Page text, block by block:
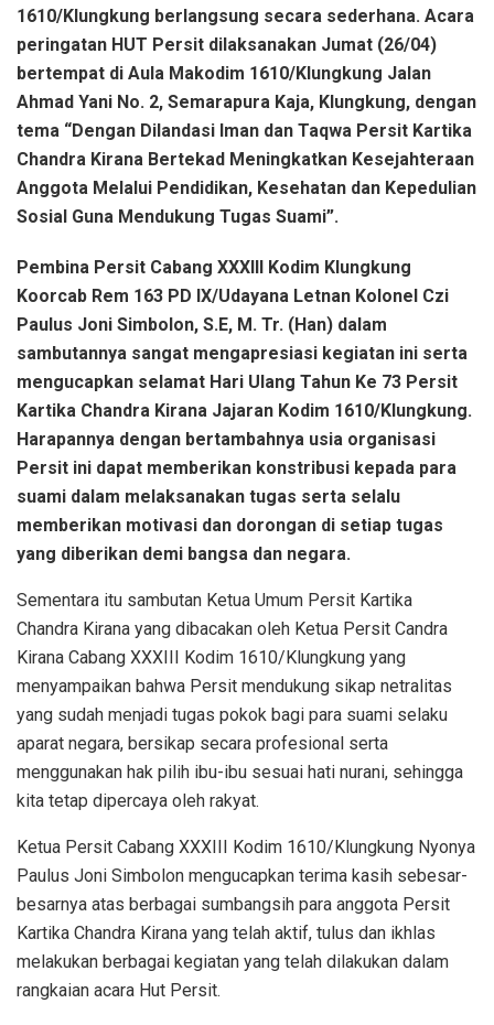
1610/Klungkung berlangsung secara sederhana. Acara
peringatan HUT Persit dilaksanakan Jumat (26/04)
bertempat di Aula Makodim 1610/Klungkung Jalan
Ahmad Yani No. 2, Semarapura Kaja, Klungkung, dengan
tema “Dengan Dilandasi Iman dan Taqwa Persit Kartika
Chandra Kirana Bertekad Meningkatkan Kesejahteraan
Anggota Melalui Pendidikan, Kesehatan dan Kepedulian
Sosial Guna Mendukung Tugas Suami”.
Pembina Persit Cabang XXXIII Kodim Klungkung
Koorcab Rem 163 PD IX/Udayana Letnan Kolonel Czi
Paulus Joni Simbolon, S.E, M. Tr. (Han) dalam
sambutannya sangat mengapresiasi kegiatan ini serta
mengucapkan selamat Hari Ulang Tahun Ke 73 Persit
Kartika Chandra Kirana Jajaran Kodim 1610/Klungkung.
Harapannya dengan bertambahnya usia organisasi
Persit ini dapat memberikan konstribusi kepada para
suami dalam melaksanakan tugas serta selalu
memberikan motivasi dan dorongan di setiap tugas
yang diberikan demi bangsa dan negara.
Sementara itu sambutan Ketua Umum Persit Kartika
Chandra Kirana yang dibacakan oleh Ketua Persit Candra
Kirana Cabang XXXIII Kodim 1610/Klungkung yang
menyampaikan bahwa Persit mendukung sikap netralitas
yang sudah menjadi tugas pokok bagi para suami selaku
aparat negara, bersikap secara profesional serta
menggunakan hak pilih ibu-ibu sesuai hati nurani, sehingga
kita tetap dipercaya oleh rakyat.
Ketua Persit Cabang XXXIII Kodim 1610/Klungkung Nyonya
Paulus Joni Simbolon mengucapkan terima kasih sebesar-
besarnya atas berbagai sumbangsih para anggota Persit
Kartika Chandra Kirana yang telah aktif, tulus dan ikhlas
melakukan berbagai kegiatan yang telah dilakukan dalam
rangkaian acara Hut Persit.